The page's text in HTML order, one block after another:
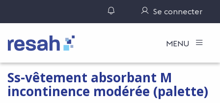
Gérer ses notifications
Se connecter
Logo Resah MENU
Ss-vêtement absorbant M
incontinence modérée (palette)